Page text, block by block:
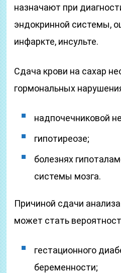
назначают при
эндокринной системы,
инфаркте, инсульте.
Сдача крови на сахар
гормональных
надпочечниковой
гипотиреозе;
болезнях
системы мозга.
Причиной сдачи
может стать
гестационного
беременности;